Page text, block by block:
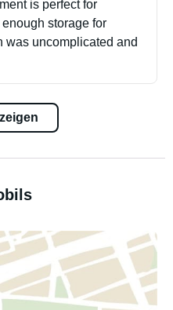
is perfect for
storage for
was uncomplicated and